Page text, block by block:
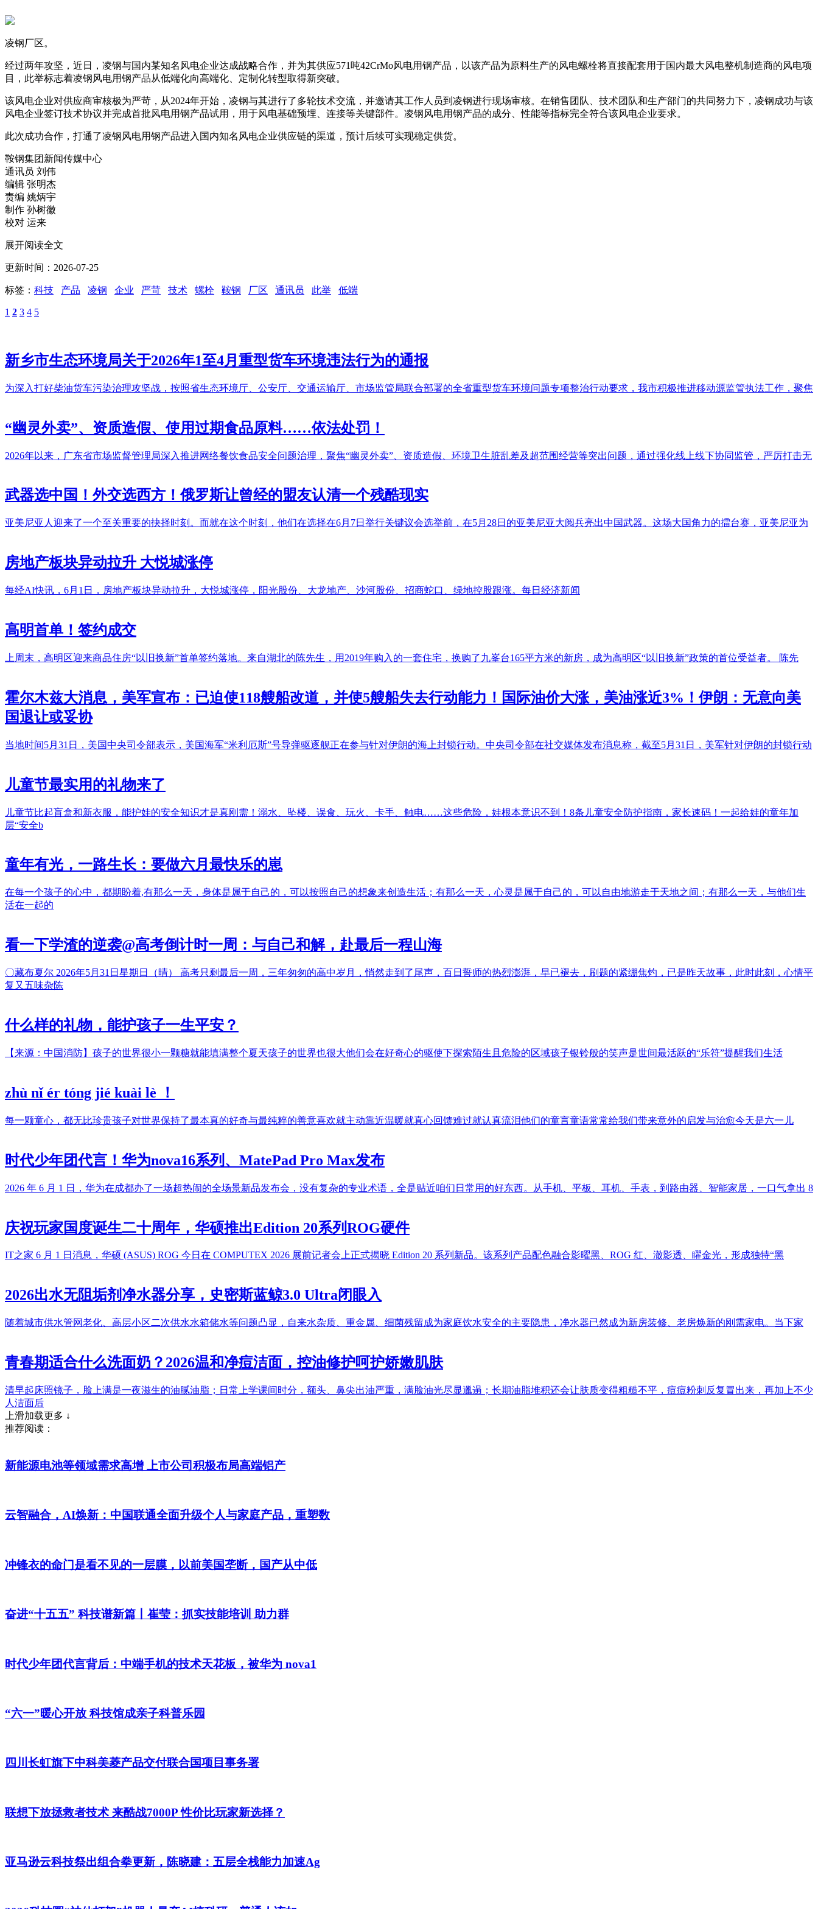
凌钢厂区。
经过两年攻坚，近日，凌钢与国内某知名风电企业达成战略合作，并为其供应571吨42CrMo风电用钢产品，以该产品为原料生产的风电螺栓将直接配套用于国内最大风电整机制造商的风电项
目，此举标志着凌钢风电用钢产品从低端化向高端化、定制化转型取得新突破。
该风电企业对供应商审核极为严苛，从2024年开始，凌钢与其进行了多轮技术交流，并邀请其工作人员到凌钢进行现场审核。在销售团队、技术团队和生产部门的共同努力下，凌钢成功与该
风电企业签订技术协议并完成首批风电用钢产品试用，用于风电基础预埋、连接等关键部件。凌钢风电用钢产品的成分、性能等指标完全符合该风电企业要求。
此次成功合作，打通了凌钢风电用钢产品进入国内知名风电企业供应链的渠道，预计后续可实现稳定供货。
鞍钢集团新闻传媒中心
通讯员 刘伟
编辑 张明杰
责编 姚炳宇
制作 孙树徽
校对 运来
展开阅读全文
更新时间：2026-07-25
标签： 科技 产品 凌钢 企业 严苛 技术 螺栓 鞍钢 厂区 通讯员 此举 低端
1 2 3 4 5
新乡市生态环境局关于2026年1至4月重型货车环境违法行为的通报
为深入打好柴油货车污染治理攻坚战，按照省生态环境厅、公安厅、交通运输厅、市场监管局联合部署的全省重型货车环境问题专项整治行动要求，我市积极推进移动源监管执法工作，聚焦
“幽灵外卖”、资质造假、使用过期食品原料……依法处罚！
2026年以来，广东省市场监督管理局深入推进网络餐饮食品安全问题治理，聚焦“幽灵外卖”、资质造假、环境卫生脏乱差及超范围经营等突出问题，通过强化线上线下协同监管，严厉打击无
武器选中国！外交选西方！俄罗斯让曾经的盟友认清一个残酷现实
亚美尼亚人迎来了一个至关重要的抉择时刻。而就在这个时刻，他们在选择在6月7日举行关键议会选举前，在5月28日的亚美尼亚大阅兵亮出中国武器。这场大国角力的擂台赛，亚美尼亚为
房地产板块异动拉升 大悦城涨停
每经AI快讯，6月1日，房地产板块异动拉升，大悦城涨停，阳光股份、大龙地产、沙河股份、招商蛇口、绿地控股跟涨。每日经济新闻
高明首单！签约成交
上周末，高明区迎来商品住房“以旧换新”首单签约落地。来自湖北的陈先生，用2019年购入的一套住宅，换购了九峯台165平方米的新房，成为高明区“以旧换新”政策的首位受益者。 陈先
霍尔木兹大消息，美军宣布：已迫使118艘船改道，并使5艘船失去行动能力！国际油价大涨，美油涨近3%！伊朗：无意向美
国退让或妥协
当地时间5月31日，美国中央司令部表示，美国海军“米利厄斯”号导弹驱逐舰正在参与针对伊朗的海上封锁行动。中央司令部在社交媒体发布消息称，截至5月31日，美军针对伊朗的封锁行动
儿童节最实用的礼物来了
儿童节比起盲盒和新衣服，能护娃的安全知识才是真刚需！溺水、坠楼、误食、玩火、卡手、触电……这些危险，娃根本意识不到！8条儿童安全防护指南，家长速码！一起给娃的童年加
层“安全b
童年有光，一路生长：要做六月最快乐的崽
在每一个孩子的心中，都期盼着,有那么一天，身体是属于自己的，可以按照自己的想象来创造生活；有那么一天，心灵是属于自己的，可以自由地游走于天地之间；有那么一天，与他们生
活在一起的
看一下学渣的逆袭@高考倒计时一周：与自己和解，赴最后一程山海
〇藏布夏尔 2026年5月31日星期日（晴） 高考只剩最后一周，三年匆匆的高中岁月，悄然走到了尾声，百日誓师的热烈澎湃，早已褪去，刷题的紧绷焦灼，已是昨天故事，此时此刻，心情平
复又五味杂陈
什么样的礼物，能护孩子一生平安？
【来源：中国消防】孩子的世界很小一颗糖就能填满整个夏天孩子的世界也很大他们会在好奇心的驱使下探索陌生且危险的区域孩子银铃般的笑声是世间最活跃的“乐符”提醒我们生活
zhù nǐ ér tóng jié kuài lè ！
每一颗童心，都无比珍贵孩子对世界保持了最本真的好奇与最纯粹的善意喜欢就主动靠近温暖就真心回馈难过就认真流泪他们的童言童语常常给我们带来意外的启发与治愈今天是六一儿
时代少年团代言！华为nova16系列、MatePad Pro Max发布
2026 年 6 月 1 日，华为在成都办了一场超热闹的全场景新品发布会，没有复杂的专业术语，全是贴近咱们日常用的好东西。从手机、平板、耳机、手表，到路由器、智能家居，一口气拿出 8
庆祝玩家国度诞生二十周年，华硕推出Edition 20系列ROG硬件
IT之家 6 月 1 日消息，华硕 (ASUS) ROG 今日在 COMPUTEX 2026 展前记者会上正式揭晓 Edition 20 系列新品。该系列产品配色融合影曜黑、ROG 红、澈影透、矅金光，形成独特“黑
2026出水无阻垢剂净水器分享，史密斯蓝鲸3.0 Ultra闭眼入
随着城市供水管网老化、高层小区二次供水水箱储水等问题凸显，自来水杂质、重金属、细菌残留成为家庭饮水安全的主要隐患，净水器已然成为新房装修、老房焕新的刚需家电。当下家
青春期适合什么洗面奶？2026温和净痘洁面，控油修护呵护娇嫩肌肤
清早起床照镜子，脸上满是一夜滋生的油腻油脂；日常上学课间时分，额头、鼻尖出油严重，满脸油光尽显邋遢；长期油脂堆积还会让肤质变得粗糙不平，痘痘粉刺反复冒出来，再加上不少
人洁面后
上滑加载更多 ↓
推荐阅读：
新能源电池等领域需求高增 上市公司积极布局高端铝产
云智融合，AI焕新：中国联通全面升级个人与家庭产品，重塑数
冲锋衣的命门是看不见的一层膜，以前美国垄断，国产从中低
奋进“十五五” 科技谱新篇丨崔莹：抓实技能培训 助力群
时代少年团代言背后：中端手机的技术天花板，被华为 nova1
“六一”暖心开放 科技馆成亲子科普乐园
四川长虹旗下中科美菱产品交付联合国项目事务署
联想下放拯救者技术 来酷战7000P 性价比玩家新选择？
亚马逊云科技祭出组合拳更新，陈晓建：五层全栈能力加速Ag